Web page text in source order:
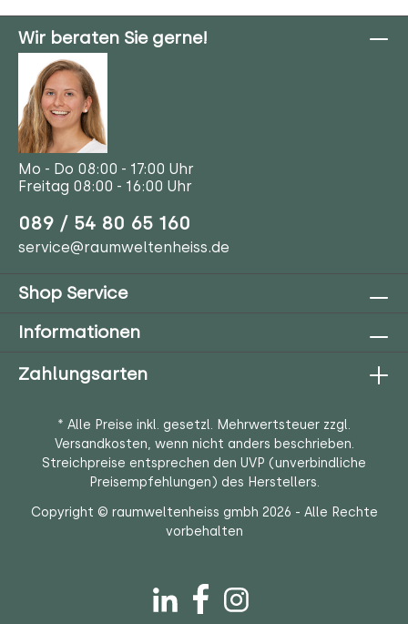
Wir beraten Sie gerne!
Mo - Do 08:00 - 17:00 Uhr
Freitag 08:00 - 16:00 Uhr
089 / 54 80 65 160
service@raumweltenheiss.de
Shop Service
Informationen
Zahlungsarten
* Alle Preise inkl. gesetzl. Mehrwertsteuer zzgl.
Versandkosten, wenn nicht anders beschrieben.
Streichpreise entsprechen den UVP (unverbindliche
Preisempfehlungen) des Herstellers.
Copyright © raumweltenheiss gmbh 2026 - Alle Rechte
vorbehalten